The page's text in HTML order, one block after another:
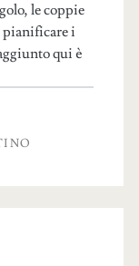
le coppie
pianificare i
qui è